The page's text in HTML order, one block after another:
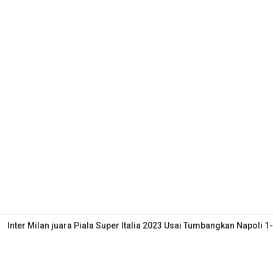
Inter Milan juara Piala Super Italia 2023 Usai Tumbangkan Napoli